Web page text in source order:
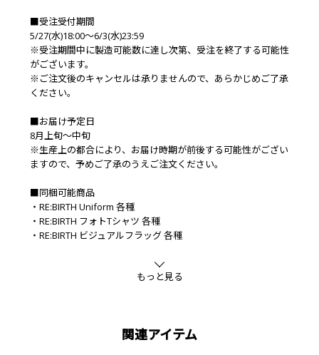
■受注受付期間
5/27(水)18:00～6/3(水)23:59
※受注期間中に製造可能数に達し次第、受注を終了する可能性
がございます。
※ご注文後のキャンセルは承りませんので、あらかじめご了承
ください。
■お届け予定日
8月上旬～中旬
※生産上の都合により、お届け時期が前後する可能性がござい
ますので、予めご了承のうえご注文ください。
■同梱可能商品
・RE:BIRTH Uniform 各種
・RE:BIRTH フォトTシャツ 各種
・RE:BIRTH ビジュアルフラッグ 各種
もっと見る
関連アイテム